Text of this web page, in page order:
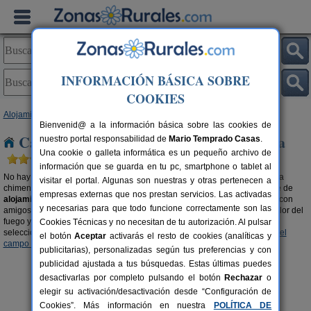
Alojamientos
Casas rurales con chimenea en Mallorca
No hay nada más romántico y cálido que pasar una velada al calor de una
chimenea. Escapa del mundanal ruido y descubre la gran oferta existente de
alojamientos rurales en Mallorca con chimenea. Disfruta del momento, con
amigos, en pareja o en familia. Opta por unas vacaciones diferentes al calor del
fuego y el olor a leña del campo. También te recomendamos visitar esta
selección decasas rurales en la montaña en Mallorcaycasas rurales en el
campo en Mallorca
INFORMACIÓN BÁSICA SOBRE
COOKIES
Bienvenid@ a la información básica sobre las cookies de
nuestro portal responsabilidad de Mario Temprado Casas.
Una cookie o galleta informática es un pequeño archivo de
información que se guarda en tu pc, smartphone o tablet al
visitar el portal. Algunas son nuestras y otras pertenecen a
empresas externas que nos prestan servicios. Las activadas
y necesarias para que todo funcione correctamente son las
Cookies Técnicas y no necesitan de tu autorización. Al pulsar
el botónAceptar activarás el resto de cookies (analíticas y
publicitarias), personalizadas según tus preferencias y con
publicidad ajustada a tus búsquedas. Estas últimas puedes
desactivarlas por completo pulsando el botón Rechazar o
elegir su activación/desactivación desde “Configuración de
Cookies”. Más información en nuestra
POLÍTICA DE